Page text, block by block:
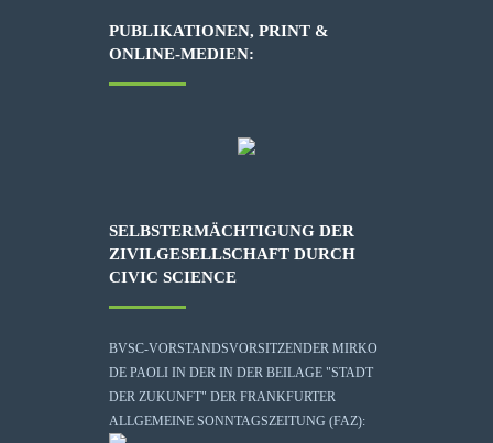
PUBLIKATIONEN, PRINT &
ONLINE-MEDIEN:
SELBSTERMÄCHTIGUNG DER
ZIVILGESELLSCHAFT DURCH
CIVIC SCIENCE
BVSC-VORSTANDSVORSITZENDER MIRKO
DE PAOLI IN DER IN DER BEILAGE "STADT
DER ZUKUNFT" DER FRANKFURTER
ALLGEMEINE SONNTAGSZEITUNG (FAZ):